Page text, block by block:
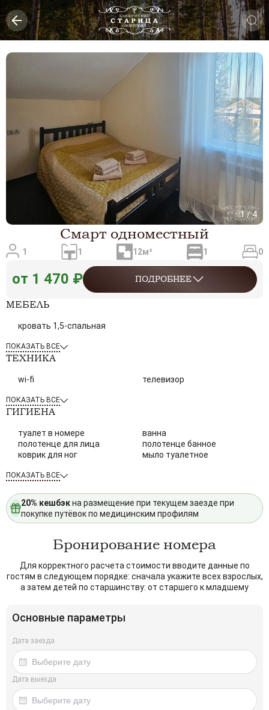
1/4
Смарт одноместный
1 1 12м² 1 0
от 1 470 ₽ ПОДРОБНЕЕ
МЕБЕЛЬ
кровать 1,5-спальная
ПОКАЗАТЬ ВСЕ
ТЕХНИКА
wi-fi телевизор
ПОКАЗАТЬ ВСЕ
ГИГИЕНА
туалет в номере
ванна
полотенце для лица
полотенце банное
коврик для ног
мыло туалетное
ПОКАЗАТЬ ВСЕ
20% кешбэкна размещение при текущем заезде при
покупке путёвок по медицинским профилям
Бронирование номера
Для корректного расчета стоимости вводите данные по
гостям в следующем порядке: сначала укажите всех взрослых,
а затем детей по старшинству: от старшего к младшему
Основные параметры
Дата заезда
Дата выезда